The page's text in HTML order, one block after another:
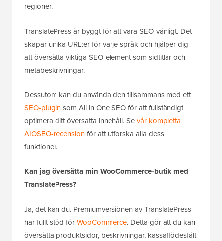
regioner.
TranslatePress är byggt för att vara SEO-vänligt. Det
skapar unika URL:er för varje språk och hjälper dig
att översätta viktiga SEO-element som sidtitlar och
metabeskrivningar.
Dessutom kan du använda den tillsammans med ett
SEO-pluginsom All in One SEO för att fullständigt
optimera ditt översatta innehåll. Sevår kompletta
AIOSEO-recensionför att utforska alla dess
funktioner.
Kan jag översätta min WooCommerce-butik med
TranslatePress?
Ja, det kan du. Premiumversionen av TranslatePress
har fullt stöd förWooCommerce. Detta gör att du kan
översätta produktsidor, beskrivningar, kassaflödesfält